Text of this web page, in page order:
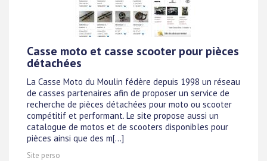
Casse moto et casse scooter pour pièces
détachées
La Casse Moto du Moulin fédère depuis 1998 un réseau
de casses partenaires afin de proposer un service de
recherche de pièces détachées pour moto ou scooter
compétitif et performant. Le site propose aussi un
catalogue de motos et de scooters disponibles pour
pièces ainsi que des m[...]
Site perso